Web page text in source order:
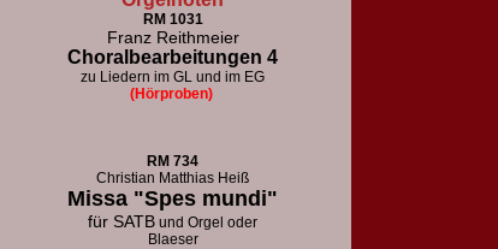
RM 1031
Franz Reithmeier
Choralbearbeitungen 4
zu Liedern im GL und im EG
(Hörproben)
RM 734
Christian Matthias Heiß
Missa "Spes mundi"
für SATB und Orgel oder
Blaeser